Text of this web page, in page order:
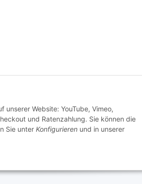
unserer Website: YouTube, Vimeo,
und Ratenzahlung. Sie können die
Sie unter Konfigurieren und in unserer
Rhein